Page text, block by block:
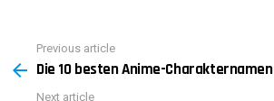
more
Previous article
Die 10 besten Anime-Charakternamen
Next article